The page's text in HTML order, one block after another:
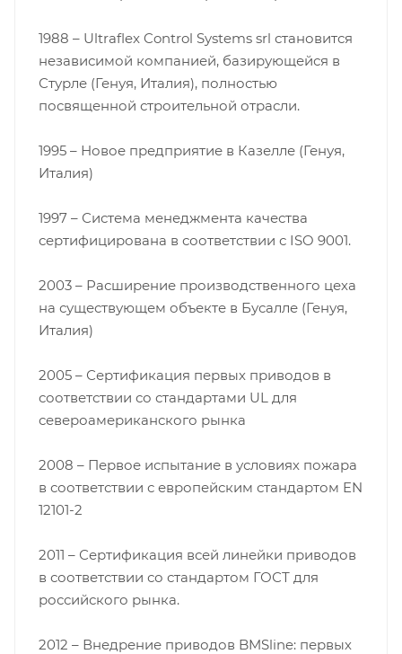
1988 – Ultraflex Control Systems srl становится
независимой компанией, базирующейся в
Стурле (Генуя, Италия), полностью
посвященной строительной отрасли.
1995 – Новое предприятие в Казелле (Генуя,
Италия)
1997 – Система менеджмента качества
сертифицирована в соответствии с ISO 9001.
2003 – Расширение производственного цеха
на существующем объекте в Бусалле (Генуя,
Италия)
2005 – Сертификация первых приводов в
соответствии со стандартами UL для
североамериканского рынка
2008 – Первое испытание в условиях пожара
в соответствии с европейским стандартом EN
12101-2
2011 – Сертификация всей линейки приводов
в соответствии со стандартом ГОСТ для
российского рынка.
2012 – Внедрение приводов BMSline: первых